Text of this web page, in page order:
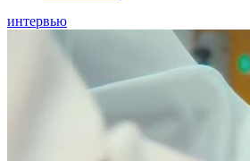
интервью